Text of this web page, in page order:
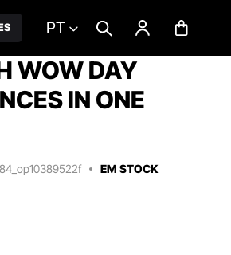
PT
WOW DAY
IN ONE
EM STOCK